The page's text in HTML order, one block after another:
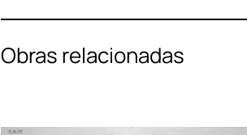
Obras relacionadas